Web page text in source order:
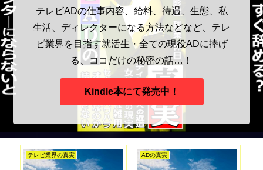
テレビADの仕事内容、給料、待遇、生態、私
生活、ディレクターになる方法などなど、テレ
ビ業界を目指す就活生・全ての現役ADに捧げ
る、ココだけの秘密の話…！
Kindle本にて発売中！
テレビ業界の真実 テレビ業界の真実